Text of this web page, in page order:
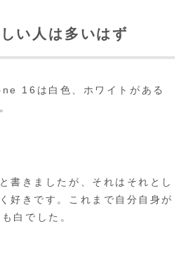
い人は多いはず
16は白色、ホワイトがある
書きましたが、それはそれとし
好きです。これまで自分自身が
白でした。